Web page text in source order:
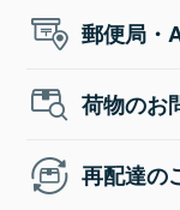
郵便局・
荷物のお
再配達の